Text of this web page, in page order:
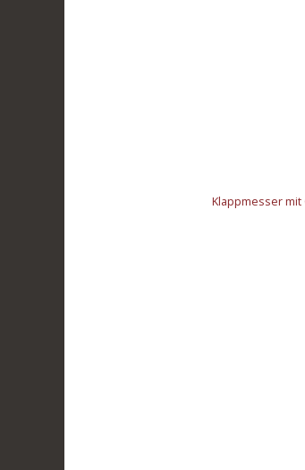
Klappmesser mit